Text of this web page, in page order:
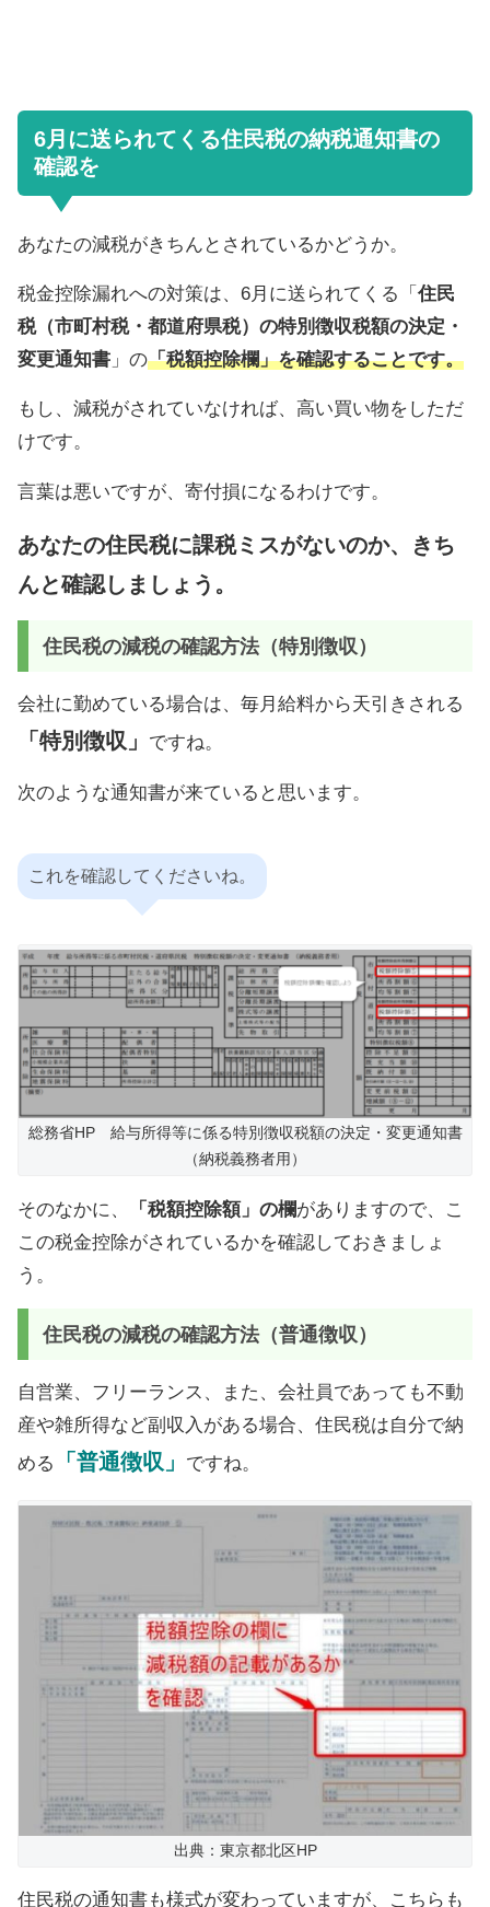
6月に送られてくる住民税の納税通知書の
確認を
あなたの減税がきちんとされているかどうか。
税金控除漏れへの対策は、6月に送られてくる「 住民
税（市町村税・都道府県税）の特別徴収税額の決定・
変更通知書 」の「税額控除欄」を確認することです。
もし、減税がされていなければ、高い買い物をしただ
けです。
言葉は悪いですが、寄付損になるわけです。
あなたの住民税に課税ミスがないのか、きち
んと確認しましょう。
住民税の減税の確認方法（特別徴収）
会社に勤めている場合は、毎月給料から天引きされる
「特別徴収」 ですね。
次のような通知書が来ていると思います。
これを確認してくださいね。
総務省HP 給与所得等に係る特別徴収税額の決定・変更通知書
（納税義務者用）
そのなかに、 「税額控除額」の欄がありますので、こ
この税金控除がされているかを確認しておきましょ
う。
住民税の減税の確認方法（普通徴収）
自営業、フリーランス、また、会社員であっても不動
産や雑所得など副収入がある場合、住民税は自分で納
める
「普通徴収」 ですね。
出典：東京都北区HP
住民税の通知書も様式が変わっていますが、こちらも